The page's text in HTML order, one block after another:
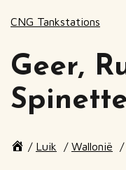
CNG Tankstations
Geer,
Page
/ Luik / Wallonië /